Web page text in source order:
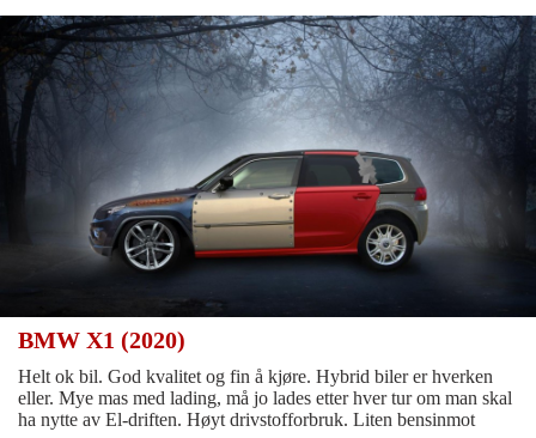
BMW X1 (2020)
Helt ok bil. God kvalitet og fin å kjøre. Hybrid biler er hverken
eller. Mye mas med lading, må jo lades etter hver tur om man skal
ha nytte av El-driften. Høyt drivstofforbruk. Liten bensinmot